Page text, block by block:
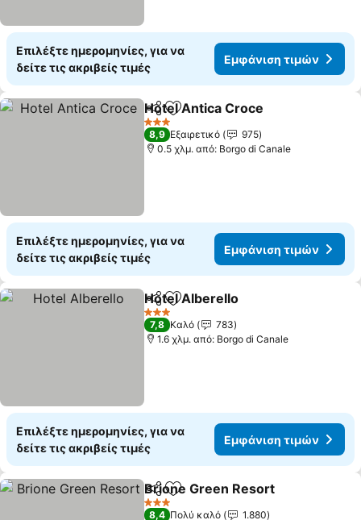
Επιλέξτε ημερομηνίες, για να
δείτε τις ακριβείς τιμές
Εμφάνιση τιμών
Κοινοποίηση
Προσθήκη στα αγαπημένα
Hotel Antica Croce
3 Αστέρια
8,9 Εξαιρετικό
975
0.5 χλμ. από: Borgo di Canale
Επιλέξτε ημερομηνίες, για να
δείτε τις ακριβείς τιμές
Εμφάνιση τιμών
Κοινοποίηση
Προσθήκη στα αγαπημένα
Hotel Alberello
3 Αστέρια
7,8 Καλό
783
1.6 χλμ. από: Borgo di Canale
Επιλέξτε ημερομηνίες, για να
δείτε τις ακριβείς τιμές
Εμφάνιση τιμών
Κοινοποίηση
Προσθήκη στα αγαπημένα
Brione Green Resort
3 Αστέρια
8,4 Πολύ καλό 1.880